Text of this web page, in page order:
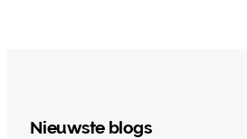
Nieuwste blogs